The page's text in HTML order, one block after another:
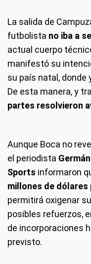
La salida de
futbolista no iba a
actual cuerpo
manifestó su
su país natal, donde
De esta manera, y
partes resolvieron
Aunque Boca no
el periodista
Sports informaron
millones de dólares
permitirá oxigenar
posibles refuerzos,
de incorporaciones
previsto.